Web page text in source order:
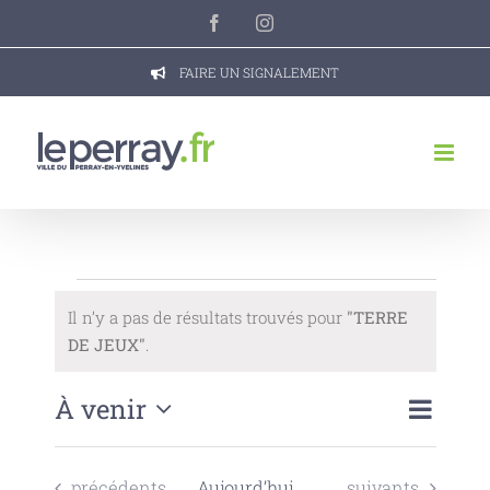
FacebookInstagram
FAIRE UN SIGNALEMENT
Notice
Il n’y a pas de résultats trouvés pour "TERRE
DE JEUX".
et
Recherche
Liste
À venir
Sélectionnez